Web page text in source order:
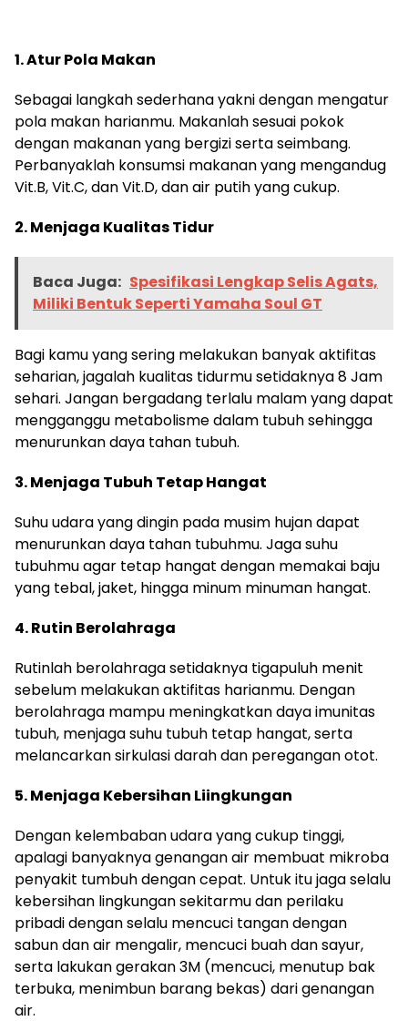
1. Atur Pola Makan
Sebagai langkah sederhana yakni dengan mengatur
pola makan harianmu. Makanlah sesuai pokok
dengan makanan yang bergizi serta seimbang.
Perbanyaklah konsumsi makanan yang mengandug
Vit.B, Vit.C, dan Vit.D, dan air putih yang cukup.
2. Menjaga Kualitas Tidur
Baca Juga: Spesifikasi Lengkap Selis Agats,
Miliki Bentuk Seperti Yamaha Soul GT
Bagi kamu yang sering melakukan banyak aktifitas
seharian, jagalah kualitas tidurmu setidaknya 8 Jam
sehari. Jangan bergadang terlalu malam yang dapat
mengganggu metabolisme dalam tubuh sehingga
menurunkan daya tahan tubuh.
3. Menjaga Tubuh Tetap Hangat
Suhu udara yang dingin pada musim hujan dapat
menurunkan daya tahan tubuhmu. Jaga suhu
tubuhmu agar tetap hangat dengan memakai baju
yang tebal, jaket, hingga minum minuman hangat.
4. Rutin Berolahraga
Rutinlah berolahraga setidaknya tigapuluh menit
sebelum melakukan aktifitas harianmu. Dengan
berolahraga mampu meningkatkan daya imunitas
tubuh, menjaga suhu tubuh tetap hangat, serta
melancarkan sirkulasi darah dan peregangan otot.
5. Menjaga Kebersihan Liingkungan
Dengan kelembaban udara yang cukup tinggi,
apalagi banyaknya genangan air membuat mikroba
penyakit tumbuh dengan cepat. Untuk itu jaga selalu
kebersihan lingkungan sekitarmu dan perilaku
pribadi dengan selalu mencuci tangan dengan
sabun dan air mengalir, mencuci buah dan sayur,
serta lakukan gerakan 3M (mencuci, menutup bak
terbuka, menimbun barang bekas) dari genangan
air.